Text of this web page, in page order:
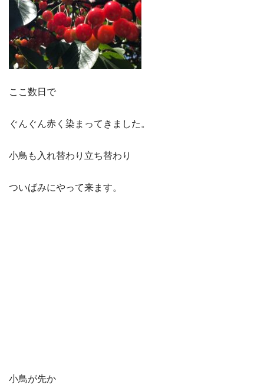
ここ数日で
ぐんぐん赤く染まってきました。
小鳥も入れ替わり立ち替わり
ついばみにやって来ます。
小鳥が先か